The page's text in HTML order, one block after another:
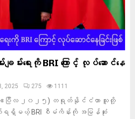
မ်းရေးကို BRI ကြောင့် လုပ်ဆောင်နေ
2025 275 1111
ပြီလ ၂၀၂၅) တရုတ်နိုင်ငံဟာ သူတို့
ြတ်ရရှိမယ့် BRI စီမံကိန်းကို အမြန်ဆုံး